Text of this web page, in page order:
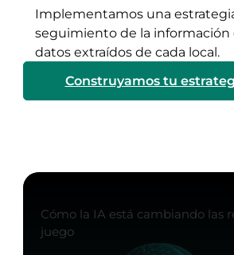
Implementamos una
seguimiento de la información
datos extraídos de cada local.
Construyamos tu
Cómo la IA está cambiando las
juego